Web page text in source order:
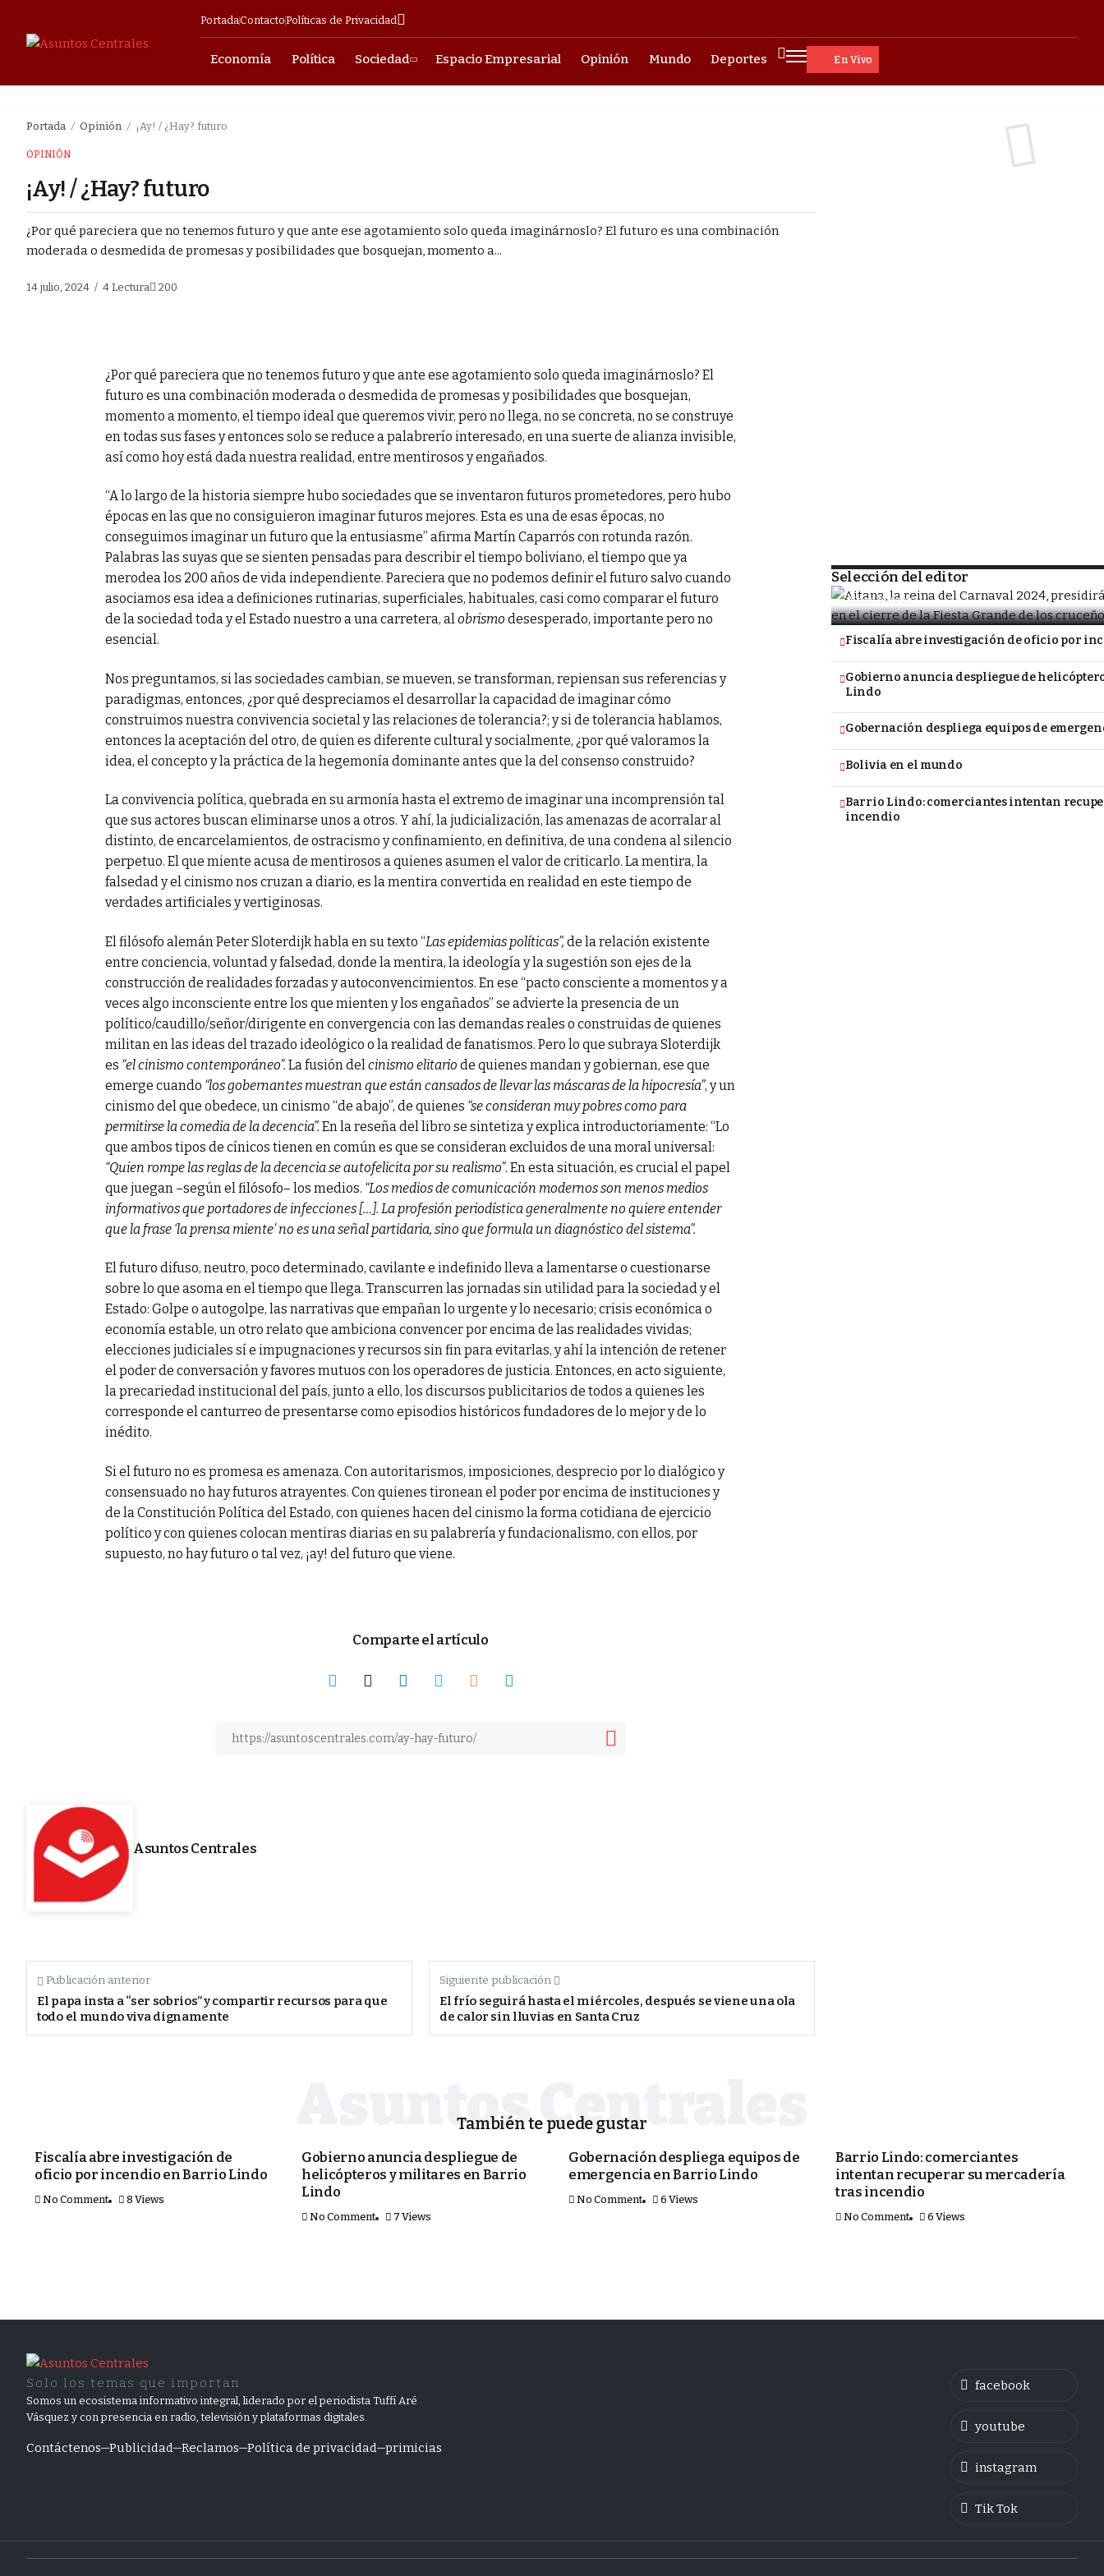
PortadaContactoPolíticas de Privacidad
Economía Política Sociedad Espacio Empresarial Opinión Mundo Deportes
para avanzar
en Barrio
En Vivo
Portada / Opinión / ¡Ay! / ¿Hay? futuro
OPINIÓN
¡Ay! / ¿Hay? futuro
¿Por qué pareciera que no tenemos futuro y que ante ese agotamiento solo queda imaginárnoslo? El futuro es una combinación
moderada o desmedida de promesas y posibilidades que bosquejan, momento a...
14 julio, 2024 4 Lectura 200
¿Por qué pareciera que no tenemos futuro y que ante ese agotamiento solo queda imaginárnoslo? El
futuro es una combinación moderada o desmedida de promesas y posibilidades que bosquejan,
momento a momento, el tiempo ideal que queremos vivir, pero no llega, no se concreta, no se construye
en todas sus fases y entonces solo se reduce a palabrerío interesado, en una suerte de alianza invisible,
así como hoy está dada nuestra realidad, entre mentirosos y engañados.
“A lo largo de la historia siempre hubo sociedades que se inventaron futuros prometedores, pero hubo
épocas en las que no consiguieron imaginar futuros mejores. Esta es una de esas épocas, no
conseguimos imaginar un futuro que la entusiasme” afirma Martín Caparrós con rotunda razón.
Palabras las suyas que se sienten pensadas para describir el tiempo boliviano, el tiempo que ya
merodea los 200 años de vida independiente. Pareciera que no podemos definir el futuro salvo cuando
asociamos esa idea a definiciones rutinarias, superficiales, habituales, casi como comparar el futuro
de la sociedad toda y el Estado nuestro a una carretera, alobrismo desesperado, importante pero no
esencial.
Nos preguntamos, si las sociedades cambian, se mueven, se transforman, repiensan sus referencias y
paradigmas, entonces, ¿por qué despreciamos el desarrollar la capacidad de imaginar cómo
construimos nuestra convivencia societal y las relaciones de tolerancia?; y si de tolerancia hablamos,
entonces la aceptación del otro, de quien es diferente cultural y socialmente, ¿por qué valoramos la
idea, el concepto y la práctica de la hegemonía dominante antes que la del consenso construido?
La convivencia política, quebrada en su armonía hasta el extremo de imaginar una incomprensión tal
que sus actores buscan eliminarse unos a otros. Y ahí, la judicialización, las amenazas de acorralar al
distinto, de encarcelamientos, de ostracismo y confinamiento, en definitiva, de una condena al silencio
perpetuo. El que miente acusa de mentirosos a quienes asumen el valor de criticarlo. La mentira, la
falsedad y el cinismo nos cruzan a diario, es la mentira convertida en realidad en este tiempo de
verdades artificiales y vertiginosas.
El filósofo alemán Peter Sloterdijk habla en su texto “Las epidemias políticas”, de la relación existente
entre conciencia, voluntad y falsedad, donde la mentira, la ideología y la sugestión son ejes de la
construcción de realidades forzadas y autoconvencimientos. En ese “pacto consciente a momentos y a
veces algo inconsciente entre los que mienten y los engañados” se advierte la presencia de un
político/caudillo/señor/dirigente en convergencia con las demandas reales o construidas de quienes
militan en las ideas del trazado ideológico o la realidad de fanatismos. Pero lo que subraya Sloterdijk
es “el cinismo contemporáneo”. La fusión del cinismo elitario de quienes mandan y gobiernan, ese que
emerge cuando “los gobernantes muestran que están cansados de llevar las máscaras de la hipocresía”, y un
cinismo del que obedece, un cinismo “de abajo”, de quienes “se consideran muy pobres como para
permitirse la comedia de la decencia”. En la reseña del libro se sintetiza y explica introductoriamente: “Lo
que ambos tipos de cínicos tienen en común es que se consideran excluidos de una moral universal:
“Quien rompe las reglas de la decencia se autofelicita por su realismo”. En esta situación, es crucial el papel
que juegan –según el filósofo– los medios. “Los medios de comunicación modernos son menos medios
informativos que portadores de infecciones […]. La profesión periodística generalmente no quiere entender
que la frase ‘la prensa miente’ no es una señal partidaria, sino que formula un diagnóstico del sistema”.
El futuro difuso, neutro, poco determinado, cavilante e indefinido lleva a lamentarse o cuestionarse
sobre lo que asoma en el tiempo que llega. Transcurren las jornadas sin utilidad para la sociedad y el
Estado: Golpe o autogolpe, las narrativas que empañan lo urgente y lo necesario; crisis económica o
economía estable, un otro relato que ambiciona convencer por encima de las realidades vividas;
elecciones judiciales sí e impugnaciones y recursos sin fin para evitarlas, y ahí la intención de retener
el poder de conversación y favores mutuos con los operadores de justicia. Entonces, en acto siguiente,
la precariedad institucional del país, junto a ello, los discursos publicitarios de todos a quienes les
corresponde el canturreo de presentarse como episodios históricos fundadores de lo mejor y de lo
inédito.
Si el futuro no es promesa es amenaza. Con autoritarismos, imposiciones, desprecio por lo dialógico y
consensuado no hay futuros atrayentes. Con quienes tironean el poder por encima de instituciones y
de la Constitución Política del Estado, con quienes hacen del cinismo la forma cotidiana de ejercicio
político y con quienes colocan mentiras diarias en su palabrería y fundacionalismo, con ellos, por
supuesto, no hay futuro o tal vez, ¡ay! del futuro que viene.
Comparte el artículo
Asuntos Centrales
Publicación anterior
El papa insta a “ser sobrios” y compartir recursos para que
todo el mundo viva dignamente
Siguiente publicación
El frío seguirá hasta el miércoles, después se viene una ola
de calor sin lluvias en Santa Cruz
Selección del editor
tradicional Carnavalito
Nona Vargas
Fiscalía abre investigación de oficio por
Gobierno anuncia despliegue de
Lindo
Gobernación despliega equipos de
Bolivia en el mundo
Barrio Lindo: comerciantes intentan
incendio
También te puede gustar
Fiscalía abre investigación de
oficio por incendio en Barrio Lindo
No Comment 8 Views
Gobierno anuncia despliegue de
helicópteros y militares en Barrio
Lindo
No Comment 7 Views
PORTADA
Gobernación despliega equipos de
emergencia en Barrio Lindo
No Comment 6 Views
Barrio Lindo: comerciantes
intentan recuperar su mercadería
tras incendio
No Comment 6 Views
Solo los temas que importan
Somos un ecosistema informativo integral, liderado por el periodista Tuffí Aré
Vásquez y con presencia en radio, televisión y plataformas digitales.
Contáctenos Publicidad Reclamos Política de privacidad primicias
facebook
youtube
instagram
Tik Tok